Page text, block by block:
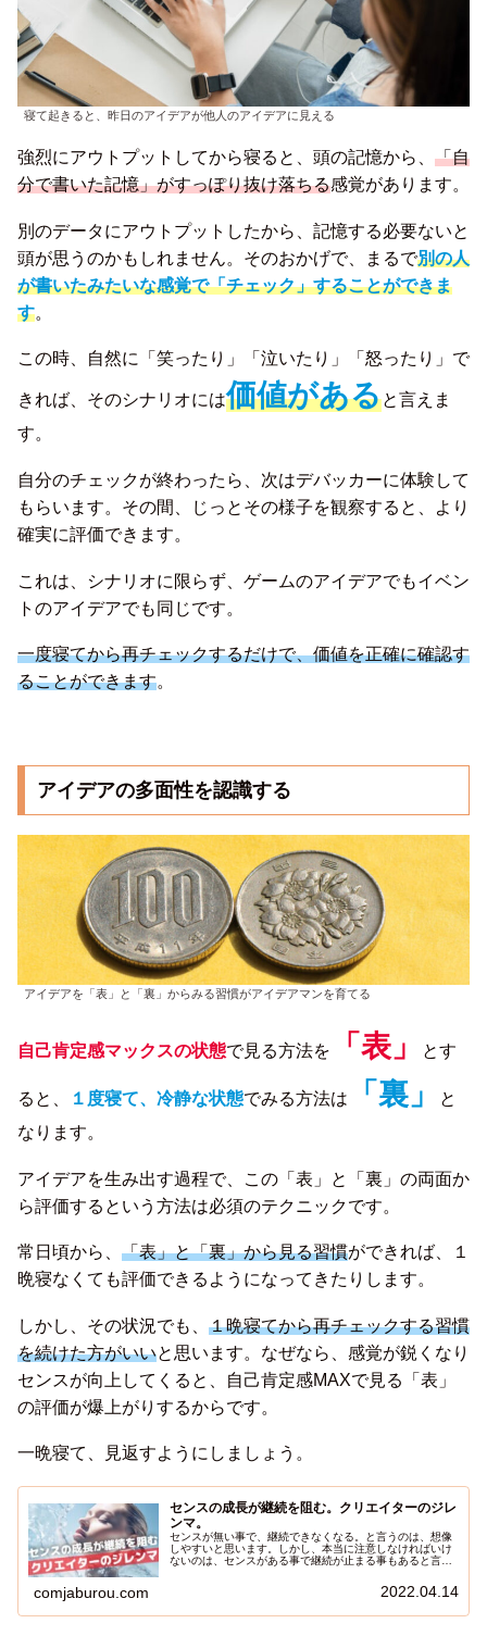
寝て起きると、昨日のアイデアが他人のアイデアに見える
強烈にアウトプットしてから寝ると、頭の記憶から、 「自
分で書いた記憶」がすっぽり抜け落ちる感覚があります。
別のデータにアウトプットしたから、記憶する必要ないと
頭が思うのかもしれません。そのおかげで、まるで別の人
が書いたみたいな感覚で「チェック」することができま
す。
この時、自然に「笑ったり」「泣いたり」「怒ったり」で
きれば、そのシナリオには価値があると言えま
す。
自分のチェックが終わったら、次はデバッカーに体験して
もらいます。その間、じっとその様子を観察すると、より
確実に評価できます。
これは、シナリオに限らず、ゲームのアイデアでもイベン
トのアイデアでも同じです。
一度寝てから再チェックするだけで、価値を正確に確認す
ることができます。
アイデアの多面性を認識する
アイデアを「表」と「裏」からみる習慣がアイデアマンを育てる
自己肯定感マックスの状態で見る方法を 「表」 とす
ると、 １度寝て、冷静な状態でみる方法は 「裏」
と
なります。
アイデアを生み出す過程で、この「表」と「裏」の両面か
ら評価するという方法は必須のテクニックです。
常日頃から、 「表」と「裏」から見る習慣ができれば、１
晩寝なくても評価できるようになってきたりします。
しかし、その状況でも、 １晩寝てから再チェックする習慣
を続けた方がいいと思います。なぜなら、感覚が鋭くなり
センスが向上してくると、自己肯定感MAXで見る「表」
の評価が爆上がりするからです。
一晩寝て、見返すようにしましょう。
センスの成長が継続を阻む。クリエイターのジレ
ンマ。
センスが無い事で、継続できなくなる。と言うのは、想像
しやすいと思います。しかし、本当に注意しなければいけ
ないのは、センスがある事で継続が止まる事もあると言う
ると花開く事はできません。今日は、そんな「センス」に
関しての解説をしたいと思います。「自分にはセンスが無
comjaburou.com 2022.04.14